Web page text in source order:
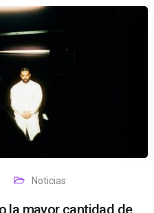
Noticias
la mayor cantidad de